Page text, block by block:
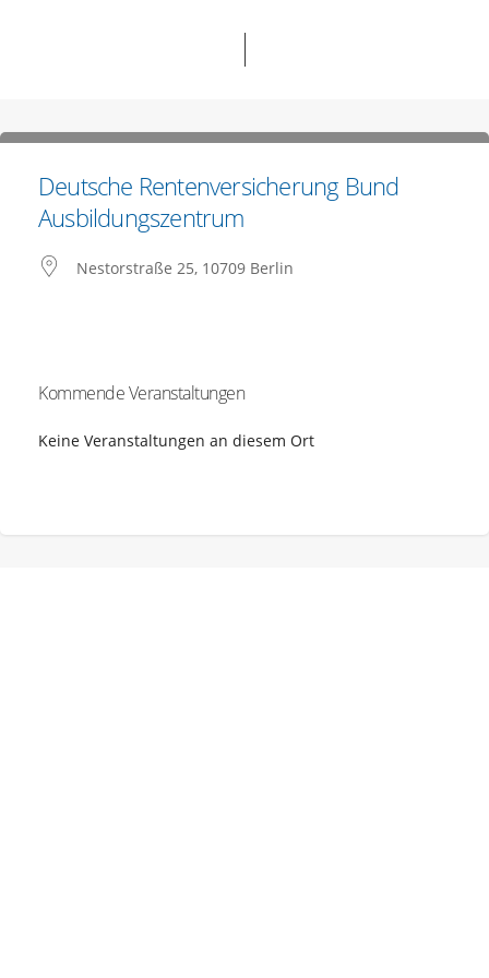
Deutsche Rentenversicherung Bund
Ausbildungszentrum
Nestorstraße 25, 10709 Berlin
Kommende Veranstaltungen
Keine Veranstaltungen an diesem Ort